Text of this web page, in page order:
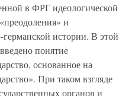
в ФРГ идеологической
и
истории. В этой
понятие
основанное на
При таком взгляде
органов и